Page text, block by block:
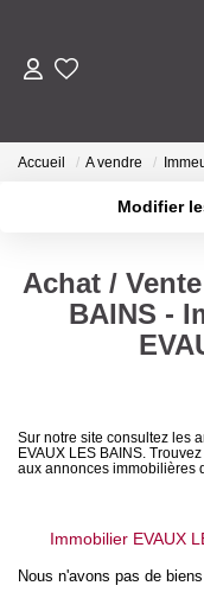
Accueil A vendre
Modifier
Sélectionnez...
Type de bien
Achat /
BAINS -
Sur notre site consultez les
EVAUX LES BAINS.
aux annonces immobilières
Immobilier EVAUX
Nous n'avons pas de